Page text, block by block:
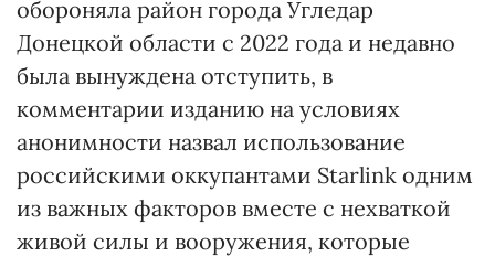
обороняла район города Угледар
Донецкой области с 2022 года и недавно
была вынуждена отступить, в
комментарии изданию на условиях
анонимности назвал использование
российскими оккупантами Starlink одним
из важных факторов вместе с нехваткой
живой силы и вооружения, которые